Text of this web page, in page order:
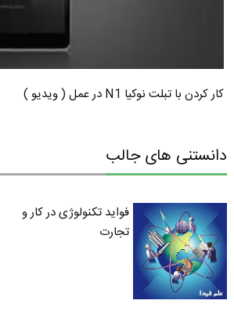
کار کردن با تبلت نوکیا N1 در عمل ( ویدیو )
دانستنی های جالب
فواید تکنولوژی در کار و
تجارت